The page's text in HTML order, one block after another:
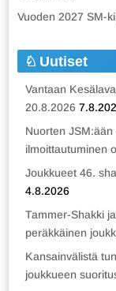
Vuoden 2027 SM-
Uutiset
Vantaan
20.8.2026
Nuorten
ilmoittautuminen
Joukkueet 46.
4.8.2026
Tammer-Shakki
peräkkäinen
Kansainvälistä
joukkueen